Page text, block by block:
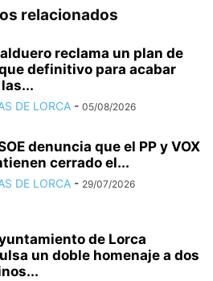
relacionados
reclama un plan de
definitivo para acabar
DE LORCA - 05/08/2026
denuncia que el PP y VOX
cerrado el...
DE LORCA - 29/07/2026
de Lorca
un doble homenaje a dos